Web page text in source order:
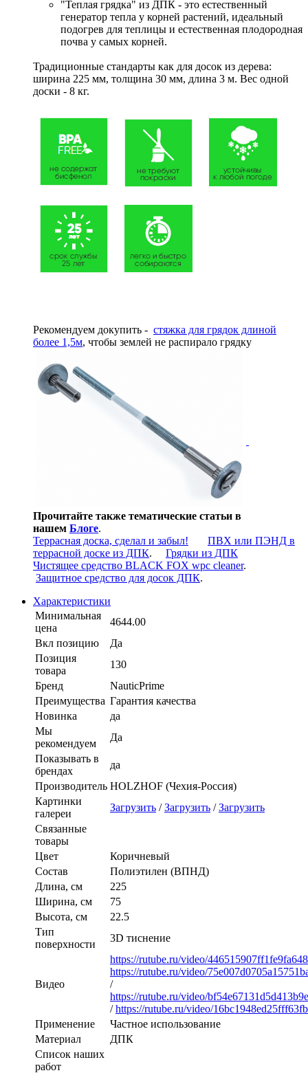
"Теплая грядка" из ДПК - это естественный
генератор тепла у корней растений, идеальный
подогрев для теплицы и естественная плодородная
почва у самых корней.
Традиционные стандарты как для досок из дерева:
ширина 225 мм, толщина 30 мм, длина 3 м. Вес одной
доски - 8 кг.
Рекомендуем докупить - стяжка для грядок длиной
более 1,5м, чтобы землей не распирало грядку
Прочитайте также тематические статьи в
нашем Блоге.
Террасная доска, сделал и забыл!
ПВХ или ПЭНД в
террасной доске из ДПК. Грядки из ДПК
Чистящее средство BLACK FOX wpc cleaner.
Защитное средство для досок ДПК.
Характеристики
Минимальная
цена
4644.00
Вкл позицию
Да
Позиция
товара
130
Бренд
NauticPrime
Преимущества Гарантия качества
Новинка
да
Мы
рекомендуем
Да
Показывать в
брендах
да
Производитель HOLZHOF (Чехия-Россия)
Картинки
галереи
Загрузить /Загрузить /Загрузить
Связанные
товары
Цвет
Коричневый
Состав
Полиэтилен (ВПНД)
Длина, см
225
Ширина, см
75
Высота, см
22.5
Тип
поверхности
3D тиснение
Видео
https://rutube.ru/video/
https://rutube.ru/video/
/
https://rutube.ru/video/
/https://rutube.ru/video/
Применение
Частное использование
Материал
ДПК
Список наших
работ